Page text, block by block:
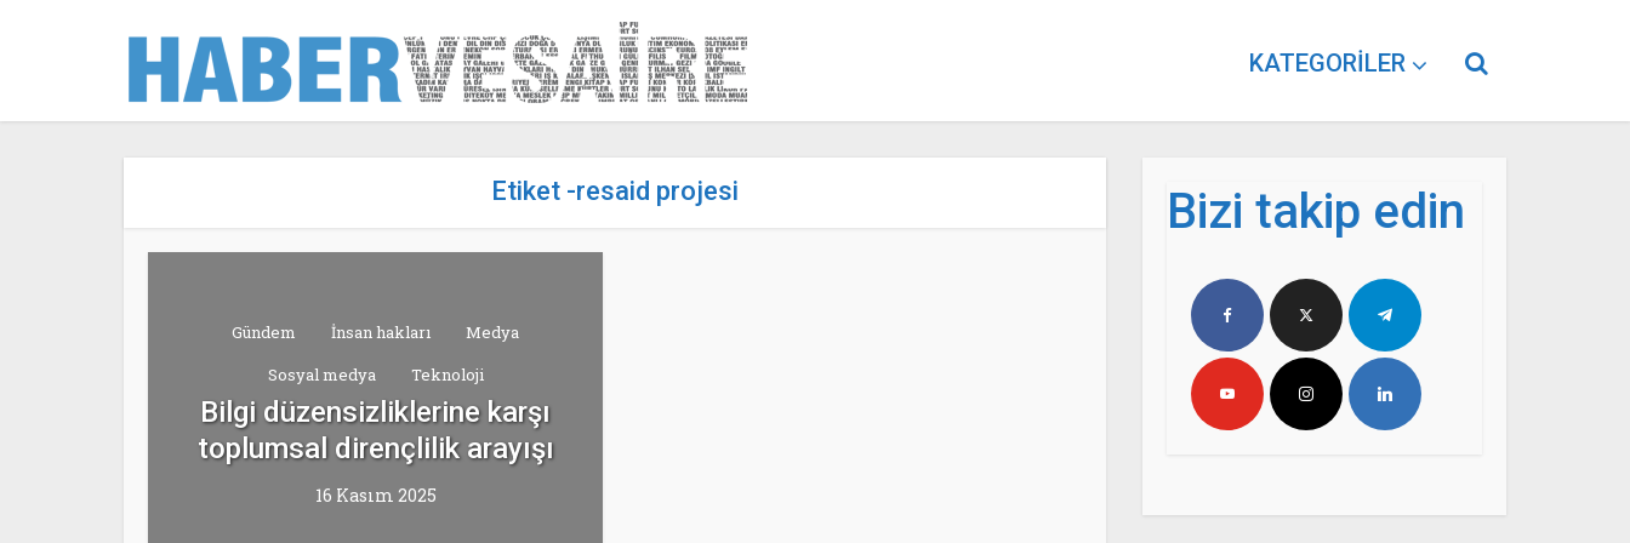
KATEGORILER
Etiket -resaid projesi
Gündem İnsan hakları
Medya
Sosyal medya
Teknoloji
Bilgi düzensizliklerine karşı
toplumsal dirençlilik arayışı
16 Kasım 2025
Bizi takip edin